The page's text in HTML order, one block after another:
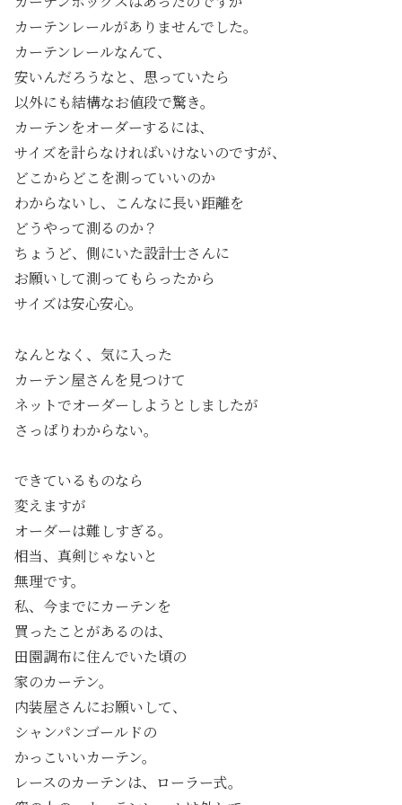
カーテンレールがありませんでした。
カーテンレールなんて、
安いんだろうなと、思っていたら
以外にも結構なお値段で驚き。
カーテンをオーダーするには、
サイズを計らなければいけないのですが、
どこからどこを測っていいのか
わからないし、こんなに長い距離を
どうやって測るのか？
ちょうど、側にいた設計士さんに
お願いして測ってもらったから
サイズは安心安心。
なんとなく、気に入った
カーテン屋さんを見つけて
ネットでオーダーしようとしましたが
さっぱりわからない。
できているものなら
変えますが
オーダーは難しすぎる。
相当、真剣じゃないと
無理です。
私、今までにカーテンを
買ったことがあるのは、
田園調布に住んでいた頃の
家のカーテン。
内装屋さんにお願いして、
シャンパンゴールドの
かっこいいカーテン。
レースのカーテンは、ローラー式。